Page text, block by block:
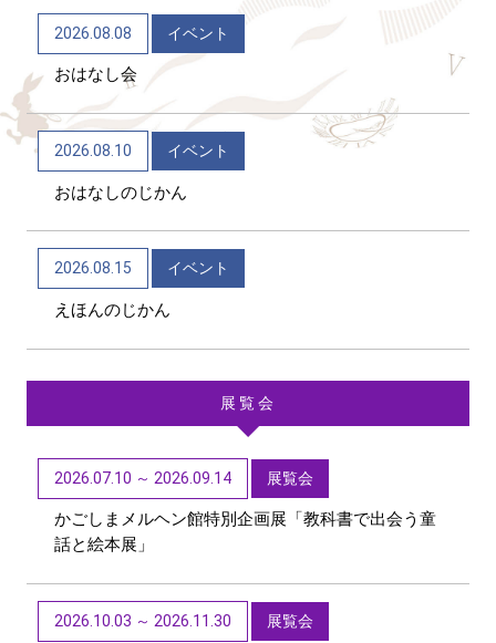
mountains！～作家×山～」（12/9～R9/6/21）
2026/06/04
かごしま近代文学館 テーマ展「向田邦子日本を旅
する～Bon Voyage～」（11/1～R9/3/15）
2026/06/01 トピックス
第48回「子どもたちに聞かせたい創作童話」作品募
集【6/1~9/11迄】
2026.08.08 イベント
おはなし会
2026.08.10 イベント
おはなしのじかん
2026.08.15 イベント
えほんのじかん
展覧会
2026.07.10 ～ 2026.09.14 展覧会
かごしまメルヘン館特別企画展「教科書で出会う童
話と絵本展」
2026.10.03 ～ 2026.11.30 展覧会